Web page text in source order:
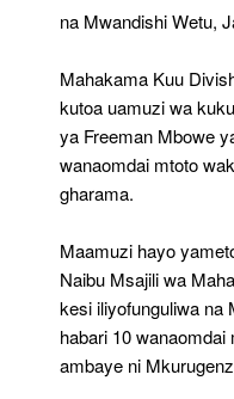
na Mwandishi Wetu,
Mahakama Kuu
kutoa uamuzi wa
ya Freeman Mbowe
wanaomdai mtoto
gharama.
Maamuzi hayo
Naibu Msajili wa
kesi iliyofunguliwa na
habari 10
ambaye ni